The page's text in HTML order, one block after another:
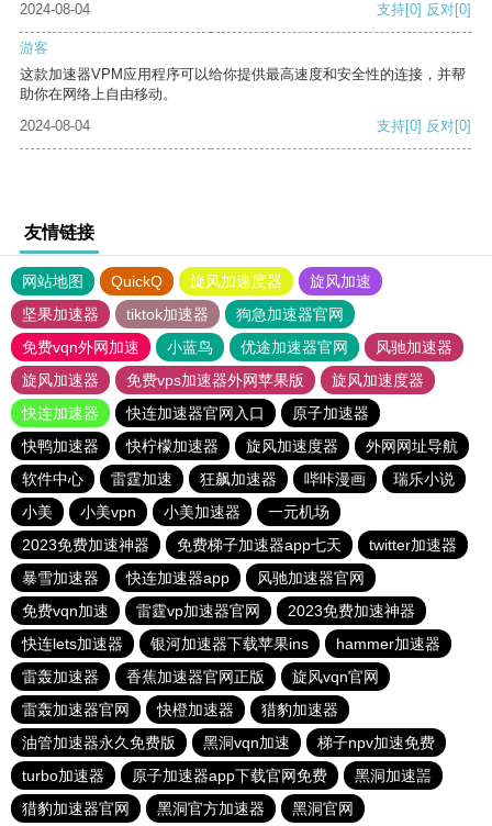
2024-08-04
支持[0] 反对[0]
游客
这款加速器VPM应用程序可以给你提供最高速度和安全性的连接，并帮
助你在网络上自由移动。
2024-08-04
支持[0] 反对[0]
友情链接
网站地图 QuickQ 旋风加速度器
旋风加速
坚果加速器
tiktok加速器
狗急加速器官网
免费vqn外网加速
小蓝鸟 优途加速器官网
风驰加速器
旋风加速器
免费vps加速器外网苹果版
旋风加速度器
快连加速器
快连加速器官网入口
原子加速器
快鸭加速器
快柠檬加速器 旋风加速度器
外网网址导航
软件中心
雷霆加速 狂飙加速器 哔咔漫画
瑞乐小说
小美
小美vpn 小美加速器
一元机场
2023免费加速神器
免费梯子加速器app七天
twitter加速器
暴雪加速器
快连加速器app
风驰加速器官网
免费vqn加速
雷霆vp加速器官网
2023免费加速神器
快连lets加速器
银河加速器下载苹果ins
hammer加速器
雷轰加速器
香蕉加速器官网正版
旋风vqn官网
雷轰加速器官网
快橙加速器
猎豹加速器
油管加速器永久免费版
黑洞vqn加速
梯子npv加速免费
turbo加速器
原子加速器app下载官网免费
黑洞加速噐
猎豹加速器官网
黑洞官方加速器 黑洞官网